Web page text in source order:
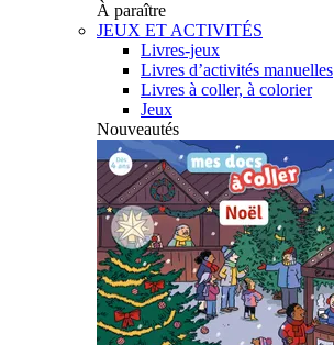
À paraître
JEUX ET ACTIVITÉS
Livres-jeux
Livres d’activités manuelles
Livres à coller, à colorier
Jeux
Nouveautés